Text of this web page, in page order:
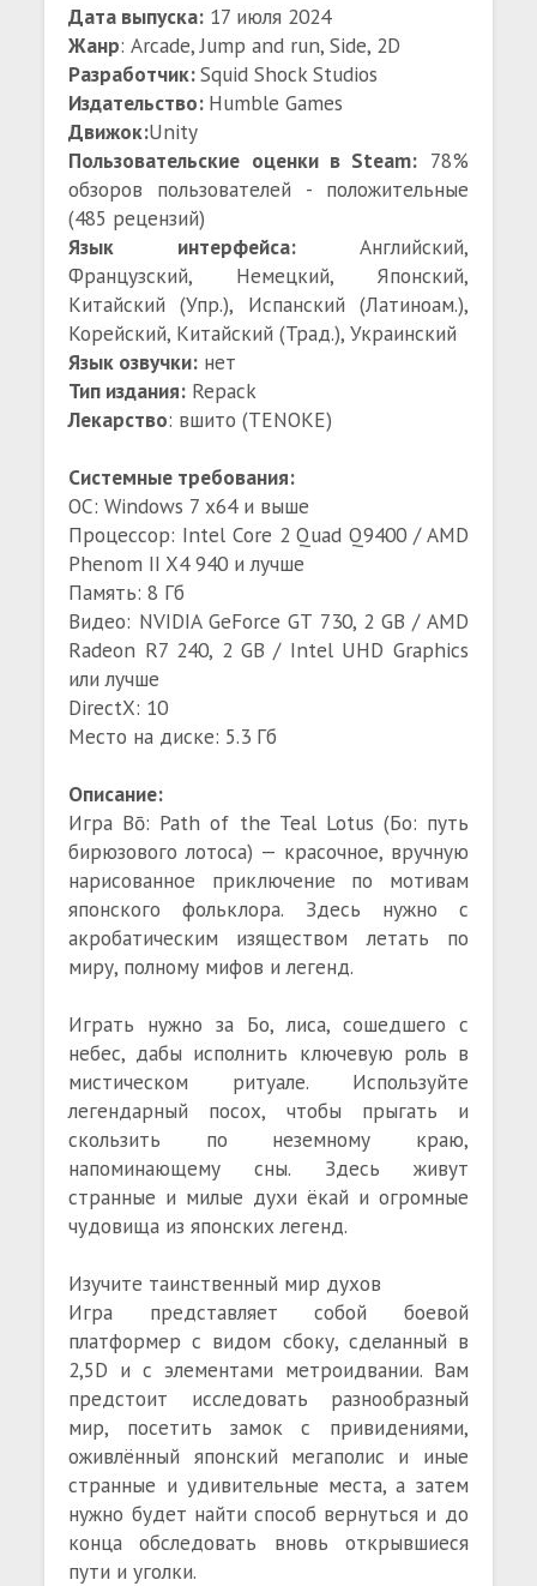
Дата выпуска: 17 июля 2024
Жанр: Arcade, Jump and run, Side, 2D
Разработчик:Squid Shock Studios
Издательство: Humble Games
Движок:Unity
Пользовательские оценки в Steam: 78%
обзоров пользователей - положительные
(485 рецензий)
Язык интерфейса: Английский,
Французский, Немецкий, Японский,
Китайский (Упр.), Испанский (Латиноам.),
Корейский, Китайский (Трад.), Украинский
Язык озвучки: нет
Тип издания: Repack
Лекарство: вшито (TENOKE)
Системные требования:
ОС: Windows 7 x64 и выше
Процессор: Intel Core 2 Quad Q9400 / AMD
Phenom II X4 940 и лучше
Память: 8 Гб
Видео: NVIDIA GeForce GT 730, 2 GB / AMD
Radeon R7 240, 2 GB / Intel UHD Graphics
или лучше
DirectX: 10
Место на диске: 5.3 Гб
Описание:
Игра Bō: Path of the Teal Lotus (Бо: путь
бирюзового лотоса) — красочное, вручную
нарисованное приключение по мотивам
японского фольклора. Здесь нужно с
акробатическим изяществом летать по
миру, полному мифов и легенд.
Играть нужно за Бо, лиса, сошедшего с
небес, дабы исполнить ключевую роль в
мистическом ритуале. Используйте
легендарный посох, чтобы прыгать и
скользить по неземному краю,
напоминающему сны. Здесь живут
странные и милые духи ёкай и огромные
чудовища из японских легенд.
Изучите таинственный мир духов
Игра представляет собой боевой
платформер с видом сбоку, сделанный в
2,5D и с элементами метроидвании. Вам
предстоит исследовать разнообразный
мир, посетить замок с привидениями,
оживлённый японский мегаполис и иные
странные и удивительные места, а затем
нужно будет найти способ вернуться и до
конца обследовать вновь открывшиеся
пути и уголки.